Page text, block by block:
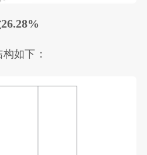
如下：